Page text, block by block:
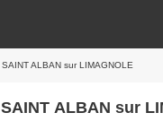
ALBAN sur LIMAGNOLE
ALBAN sur